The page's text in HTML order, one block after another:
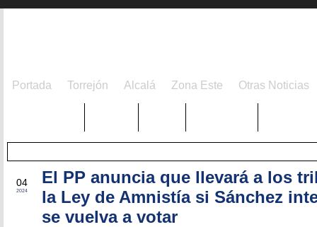
Portada Torrejón Alcalá Zona Este Otras Noticias
04
2024
El PP anuncia que llevará a los
la Ley de Amnistía si Sánchez
se vuelva a votar